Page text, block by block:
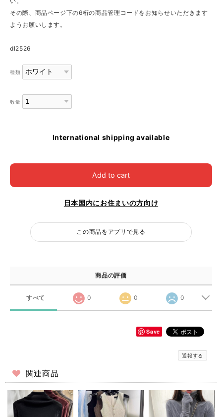
その際、商品ページ下の6桁の商品管理コードをお知らせいただきます
ようお願いします。
dl2526
種類
数量
International shipping available
Add to cart
日本国内にお住まいの方向け
この商品をアプリで見る
商品の評価
すべて 0 0 0
Save
通報する
関連商品